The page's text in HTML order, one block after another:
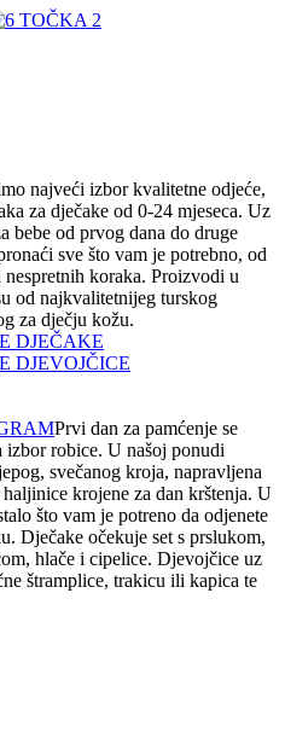
najveći izbor kvalitetne odjeće,
za dječake od 0-24 mjeseca. Uz
bebe od prvog dana do druge
sve što vam je potrebno, od
koraka. Proizvodi u
od najkvalitetnijeg turskog
za dječju kožu.
DJEČAKE
DJEVOJČICE
Prvi dan za pamćenje se
robice. U našoj ponudi
svečanog kroja, napravljena
krojene za dan krštenja. U
što vam je potreno da odjenete
Dječake očekuje set s prslukom,
hlače i cipelice. Djevojčice uz
štramplice, trakicu ili kapica te